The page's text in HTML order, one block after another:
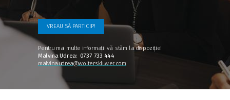
VREAU SĂ PARTICIP!
Pentru mai multe informații vă stăm la dispoziție!
Malvina Udrea: 0737 733 444
malvina.udrea@wolterskluwer.com